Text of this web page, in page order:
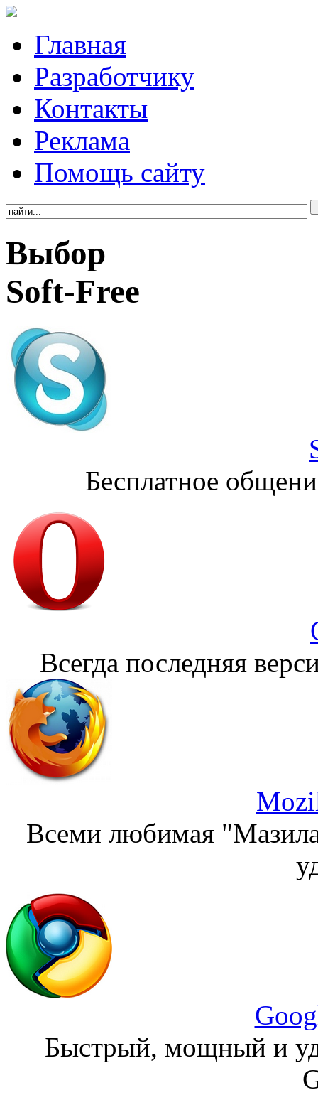
Главная
Разработчику
Контакты
Реклама
Помощь сайту
Выбор
Soft-Free
Бесплатное
Всегда последняя
Всеми любимая
Быстрый, мощный и